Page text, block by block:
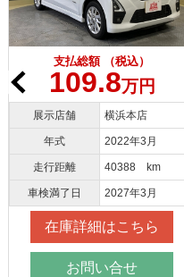
支払総額 （税込）
109.8万円
展示店舗 横浜本店
年式 2022年3月
走行距離 40388 km
車検満了日 2027年3月
在庫詳細はこちら
お問い合せ